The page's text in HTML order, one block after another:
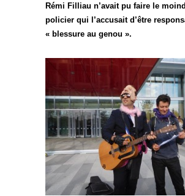
Rémi Filliau n’avait pu faire le
policier qui l’accusait d’être
« blessure au genou ».